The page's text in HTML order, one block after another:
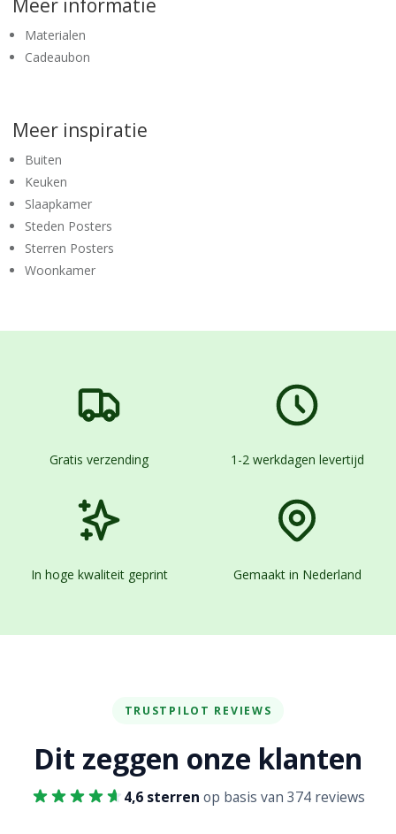
Materialen
Cadeaubon
Meer inspiratie
Buiten
Keuken
Slaapkamer
Steden Posters
Sterren Posters
Woonkamer
Gratis verzending 1-2 werkdagen levertijd
In hoge kwaliteit geprint Gemaakt in Nederland
TRUSTPILOT REVIEWS
Dit zeggen onze klanten
4,6 sterren op basis van 374 reviews